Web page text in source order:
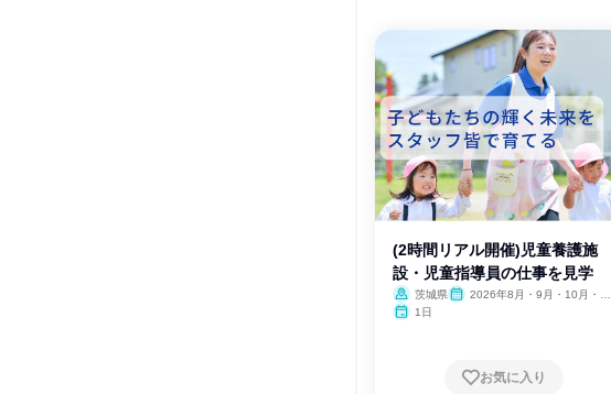
(2時間リアル開催)児童養護施
設・児童指導員の仕事を見学
茨城県
2026年8月・9月・10月・11
1日
お気に入り